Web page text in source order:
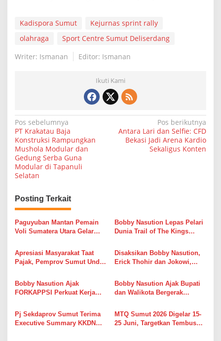
Kadispora Sumut
Kejurnas sprint rally
olahraga
Sport Centre Sumut Deliserdang
Writer: Ismanan
Editor: Ismanan
Ikuti Kami
N
a
v
i
g
a
s
i
p
o
s
Pos sebelumnya
PT Krakatau Baja
Konstruksi Rampungkan
Mushola Modular dan
Gedung Serba Guna
Modular di Tapanuli
Selatan
Pos berikutnya
Antara Lari dan Selfie: CFD
Bekasi Jadi Arena Kardio
Sekaligus Konten
Posting Terkait
Paguyuban Mantan Pemain
Voli Sumatera Utara Gelar
Piala Dandenpom I/5 Cup
Putra Putri
Bobby Nasution Lepas Pelari
Dunia Trail of The Kings
Mendunia Lewat Sport
Tourism
Apresiasi Masyarakat Taat
Pajak, Pemprov Sumut Undi
Triwulan I 2026
Disaksikan Bobby Nasution,
Erick Thohir dan Jokowi,
Tundukkan Australia
Bobby Nasution Ajak
FORKAPPSI Perkuat Kerja
Ketersediaan Pangan dan
Kendalikan Inflasi
Bobby Nasution Ajak Bupati
dan Walikota Bergerak
Ekonomi 2026
Pj Sekdaprov Sumut Terima
Executive Summary KKDN
MTQ Sumut 2026 Digelar 15-
25 Juni, Targetkan Tembus